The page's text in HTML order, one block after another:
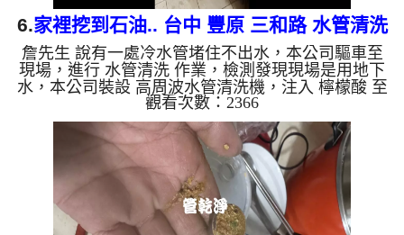
6.家裡挖到石油.. 台中 豐原 三和路 水管清洗
詹先生 說有一處冷水管堵住不出水，本公司驅車至
現場，進行 水管清洗 作業，檢測發現現場是用地下
水，本公司裝設 高周波水管清洗機，注入 檸檬酸 至
水管，等了約15分，開啟 水管清洗機 ，啟動 螺旋
波 模式，一洗水管就流出黑水，看起來就像是挖到
石油一樣，髒水源源不絕，四個多小時後，出水量恢
復了。 如是自來水，如水管老化，會產生鐵鏽跟泥
沙堆積，洗出來的水就會是咖啡色，地下水含有氧化
錳，管壁上會結成黑色管垢，洗出來的水會跟石油一
樣黑，有些洗出綠色的水，是因為裡面有銅的物質，
生鏽產生銅綠，如是藍色...
觀看次數：2366